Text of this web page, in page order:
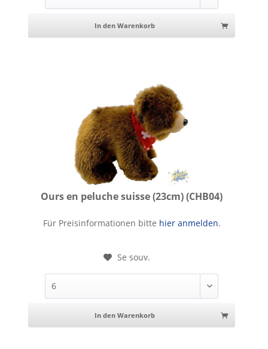
In den Warenkorb
Ours en peluche suisse (23cm) (CHB04)
Ours en peluche suisse (23cm)
Für Preisinformationen bitte hier anmelden.
Se souv.
In den Warenkorb